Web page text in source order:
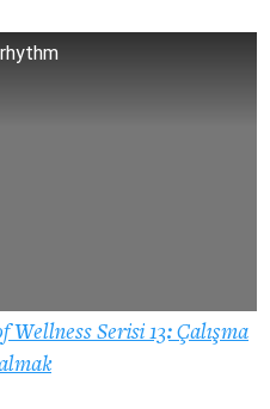
Wellness Serisi 13: Çalışma